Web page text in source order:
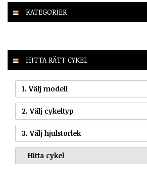
KATEGORIER
HITTA RÄTT CYKEL
1. Välj modell
2. Välj cykeltyp
3. Välj hjulstorlek